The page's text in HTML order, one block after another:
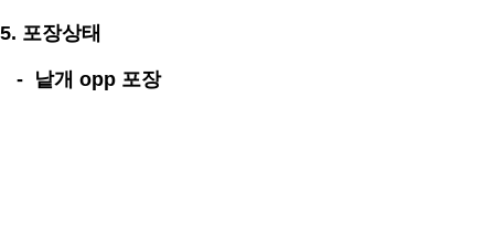
5. 포장상태
- 낱개 opp 포장